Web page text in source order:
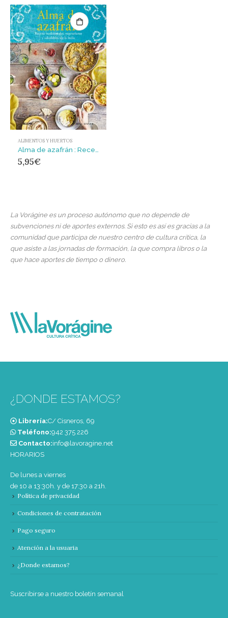
ALIMENTOS Y HUERTOS
5,95€
La Vorágine es un proceso autónomo que no depende de
subvenciones ni de aportes externos. Si esto es así es gracias a la
comunidad que participa de nuestro centro de cultura crítica, la
que asiste a las jornadas de formación, la que compra libros o la
que hace aportes de tiempo o dinero.
¿DONDE ESTAMOS?
Librería:C/ Cisneros, 69
Teléfono:‭942 375 226‬
Contacto:info@lavoragine.net
HORARIOS
De lunes a viernes
de 10 a 13:30h. y de 17:30 a 21h.
Política de privacidad
Condiciones de contratación
Pago seguro
Atención a la usuaria
¿Donde estamos?
Suscribirse a nuestro boletín semanal